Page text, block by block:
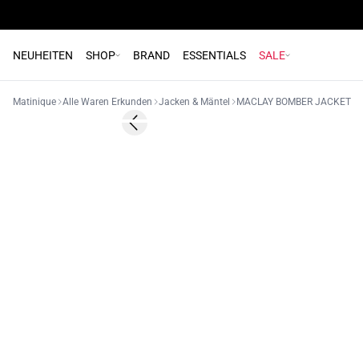
NEUHEITEN SHOP BRAND ESSENTIALS SALE
Matinique Alle Waren Erkunden Jacken & Mäntel MACLAY BOMBER JACKET
- 50%Previous slide